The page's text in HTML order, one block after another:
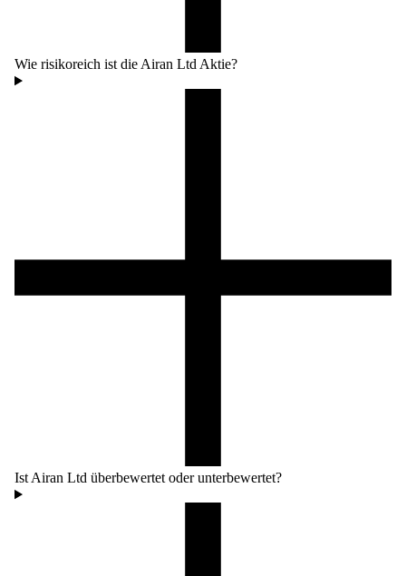
Wie risikoreich ist die Airan Ltd Aktie?
Ist Airan Ltd überbewertet oder unterbewertet?